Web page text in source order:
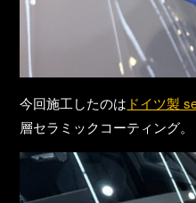
今回施工したのは ドイツ製
層セラミックコーティング。